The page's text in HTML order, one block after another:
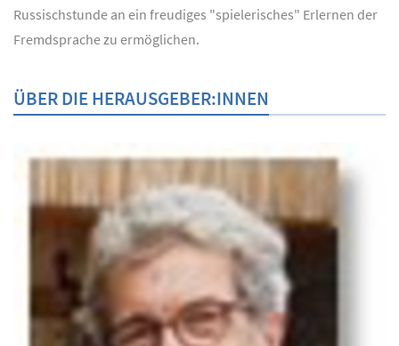
Russischstunde an ein freudiges "spielerisches" Erlernen der
Fremdsprache zu ermöglichen.
ÜBER DIE HERAUSGEBER:INNEN